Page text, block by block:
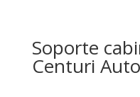
Soporte
Centuri